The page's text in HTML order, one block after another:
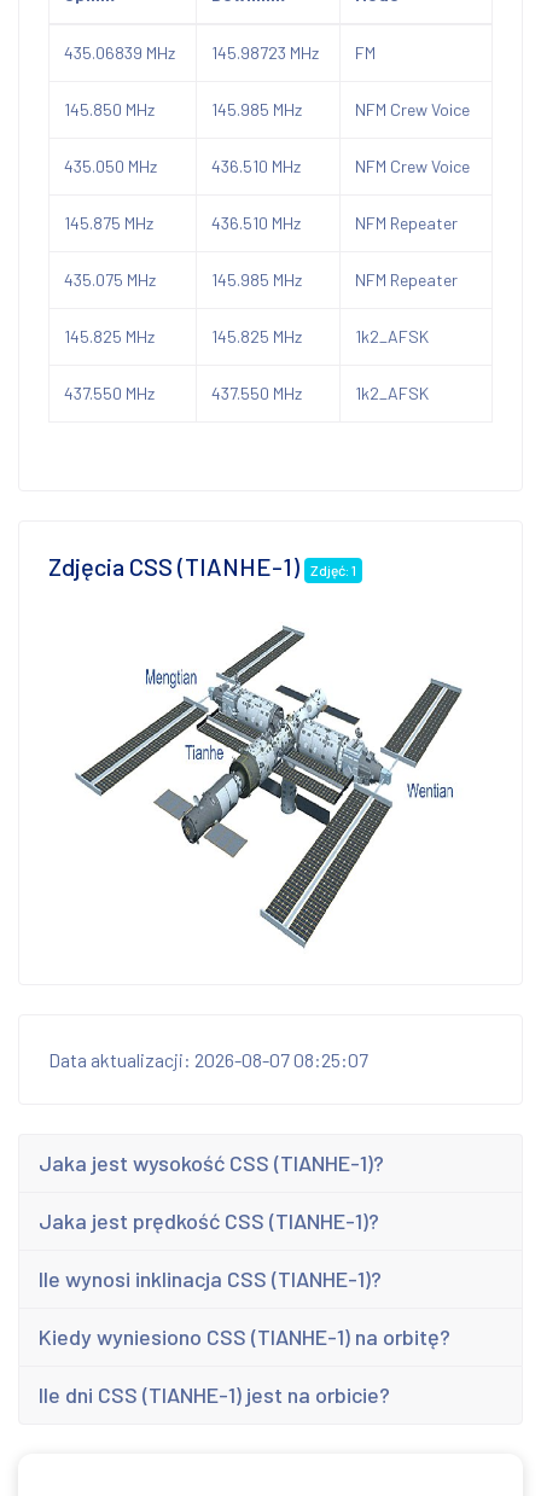
435.06839 MHz 145.98723 MHz FM
145.850 MHz 145.985 MHz NFM Crew Voice
435.050 MHz 436.510 MHz NFM Crew Voice
145.875 MHz 436.510 MHz NFM Repeater
435.075 MHz 145.985 MHz NFM Repeater
145.825 MHz 145.825 MHz 1k2_AFSK
437.550 MHz 437.550 MHz 1k2_AFSK
Zdjęcia CSS (TIANHE-1) Zdjęć: 1
Data aktualizacji: 2026-08-07 08:25:07
Jaka jest wysokość CSS (TIANHE-1)?
Jaka jest prędkość CSS (TIANHE-1)?
Ile wynosi inklinacja CSS (TIANHE-1)?
Kiedy wyniesiono CSS (TIANHE-1) na orbitę?
Ile dni CSS (TIANHE-1) jest na orbicie?